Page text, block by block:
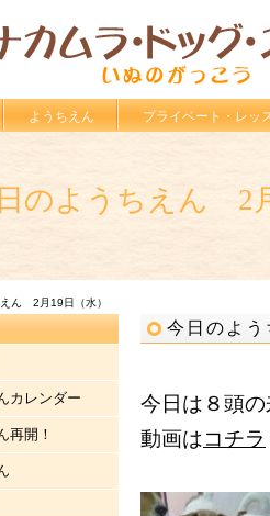
ようちえん プライベート・レッ
のようちえん 2
ん 2月19日（水）
今日のよ
今日は８頭
動画はコチラ
カレンダー
再開！